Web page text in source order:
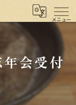
会受付